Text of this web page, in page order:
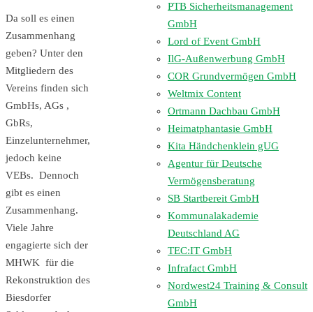
Da soll es einen
Zusammenhang
geben? Unter den
Mitgliedern des
Vereins finden sich
GmbHs, AGs ,
GbRs,
Einzelunternehmer,
jedoch keine
VEBs. Dennoch
gibt es einen
Zusammenhang.
Viele Jahre
engagierte sich der
MHWK für die
Rekonstruktion des
Biesdorfer
PTB Sicherheitsmanagement
GmbH
Lord of Event GmbH
IlG-Außenwerbung GmbH
COR Grundvermögen GmbH
Weltmix Content
Ortmann Dachbau GmbH
Heimatphantasie GmbH
Kita Händchenklein gUG
Agentur für Deutsche
Vermögensberatung
SB Startbereit GmbH
Kommunalakademie
Deutschland AG
TEC:IT GmbH
Infrafact GmbH
Nordwest24 Training & Consult
GmbH